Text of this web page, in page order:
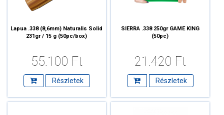
Lapua .338 (8,6mm) Naturalis Solid
231gr / 15 g (50pc/box)
55.100 Ft
Részletek
SIERRA .338 250gr GAME KING
(50pc)
21.420 Ft
Részletek